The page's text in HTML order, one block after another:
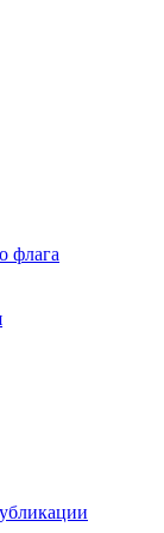
флага